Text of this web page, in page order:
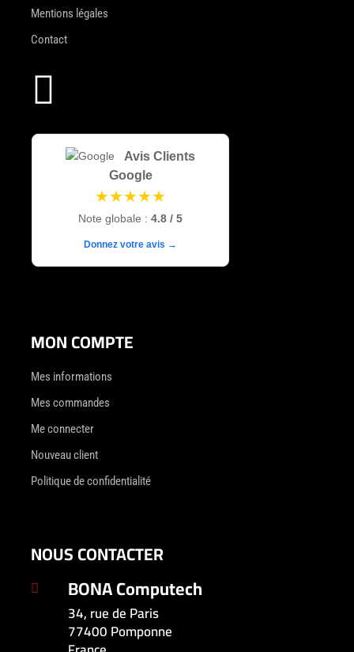
Mentions légales
Contact

Avis Clients
Google
★★★★★
Note globale : 4.8 / 5
Donnez votre avis →
MON COMPTE
Mes informations
Mes commandes
Me connecter
Nouveau client
Politique de confidentialité
NOUS CONTACTER
 BONA Computech
34, rue de Paris
77400 Pomponne